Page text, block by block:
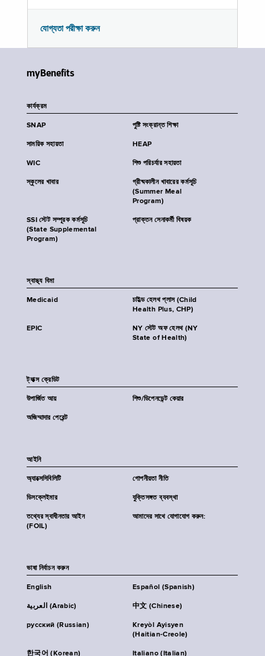
যোগ্যতা পরীক্ষা করুন
myBenefits
কার্যক্রম
SNAP পুষ্টি সংক্রান্ত শিক্ষা
সাময়িক সহায়তা HEAP
WIC শিশু পরিচর্যার সহায়তা
স্কুলের খাবার
গ্রীষ্মকালীন খাবারের কর্মসূচি
(Summer Meal
Program)
SSI স্টেট সম্পূরক কর্মসূচি
(State Supplemental
Program)
প্রাক্তন সেনাকর্মী বিষয়ক
স্বাস্থ্য বিমা
Medicaid
চাইল্ড হেলথ প্লাস (Child
Health Plus, CHP)
EPIC
NY স্টেট অফ হেলথ (NY
State of Health)
ট্যাক্স ক্রেডিট
উপার্জিত আয় শিশু/ডিপেনডেন্ট কেয়ার
অজিম্মাদার পেরেন্ট
আইনি
অ্যাক্সেসিবিলিটি গোপনীয়তা নীতি
ডিসক্লেইমার যুক্তিসঙ্গত ব্যবস্থা
তথ্যের স্বাধীনতার আইন
(FOIL)
আমাদের সাথে যোগাযোগ করুন:
ভাষা নির্বাচন করুন
English Español (Spanish)
العربية (Arabic) 中文 (Chinese)
русский (Russian)
Kreyòl Ayisyen
(Haitian-Creole)
한국어 (Korean) Italiano (Italian)